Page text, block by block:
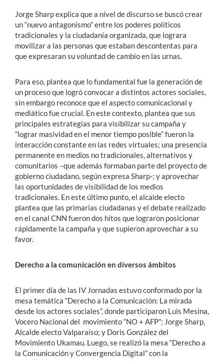
Jorge Sharp explica que a nivel de discurso se buscó crear
un “nuevo antagonismo” entre los poderes políticos
tradicionales y la ciudadanía organizada, que lograra
movilizar a las personas que estaban descontentas para
que expresaran su voluntad de cambio en las urnas.
Para eso, plantea que lo fundamental fue la generación de
un proceso que logró convocar a distintos actores sociales,
sin embargo reconoce que el aspecto comunicacional y
mediático fue crucial. En este contexto, plantea que sus
principales estrategias para visibilizar su campaña y
“lograr masividad en el menor tiempo posible” fueron la
interacción constante en las redes virtuales; una presencia
permanente en medios no tradicionales, alternativos y
comunitarios –que además formaban parte del proyecto de
gobierno ciudadano, según expresa Sharp-; y aprovechar
las oportunidades de visibilidad de los medios
tradicionales. En este último punto, el alcalde electo
plantea que las primarias ciudadanas y el debate realizado
en el canal CNN fueron dos hitos que lograron posicionar
rápidamente la campaña y que supieron aprovechar a su
favor.
Derecho a la comunicación en diversos ámbitos
El primer día de las IV Jornadas estuvo conformado por la
mesa temática “Derecho a la Comunicación: La mirada
desde los actores sociales”, donde participaron Luis Mesina,
Vocero Nacional del movimiento “NO + AFP”; Jorge Sharp,
Alcalde electo Valparaíso; y Doris González del
Movimiento Ukamau. Luego, se realizó la mesa “Derecho a
la Comunicación y Convergencia Digital” con la